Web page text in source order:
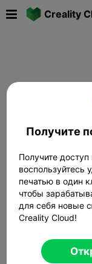
Creality
Получите
Получите
воспользуйтесь
печатью в один
чтобы
для себя новые
Creality Cloud!